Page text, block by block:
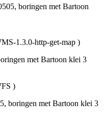
boringen met Bartoon
1.3.0-http-get-map )
met Bartoon klei 3
)
boringen met Bartoon klei 3